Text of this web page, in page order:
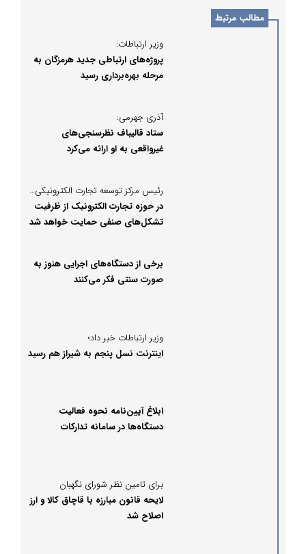
مطالب مرتبط
وزیر ارتباطات:
پروژه‌های ارتباطی جدید هرمزگان به
مرحله بهره‌برداری رسید
آذری جهرمی:
ستاد قالیباف نظرسنجی‌های
غیرواقعی به او ارائه می‌کرد
رئیس مرکز توسعه تجارت الکترونیکی تاکید کرد:
در حوزه تجارت الکترونیک از ظرفیت
تشکل‌های صنفی حمایت خواهد شد
برخی از دستگاه‌های اجرایی هنوز به
صورت سنتی فکر می‌کنند
وزیر ارتباطات خبر داد؛
اینترنت نسل پنجم به شیراز هم رسید
ابلاغ آیین‌نامه نحوه فعالیت
دستگاه‌ها در سامانه تدارکات
برای تامین نظر شورای نگهبان
لایحه قانون مبارزه با قاچاق کالا و ارز
اصلاح شد